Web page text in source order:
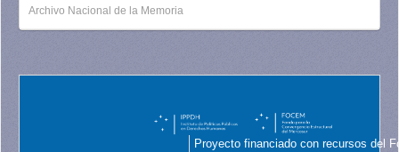
Archivo Nacional de la Memoria
Proyecto financiado con recursos del